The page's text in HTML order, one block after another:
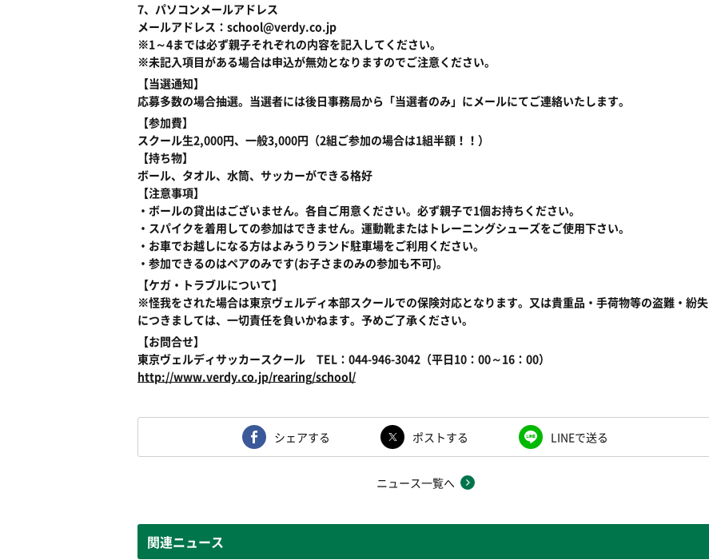
7、パソコンメールアドレス
メールアドレス：school@verdy.co.jp
※1～4までは必ず親子それぞれの内容を記入してください。
※未記入項目がある場合は申込が無効となりますのでご注意ください。
【当選通知】
応募多数の場合抽選。当選者には後日事務局から「当選者のみ」にメールにてご連絡いたします。
【参加費】
スクール生2,000円、一般3,000円（2組ご参加の場合は1組半額！！）
【持ち物】
ボール、タオル、水筒、サッカーができる格好
【注意事項】
・ボールの貸出はございません。各自ご用意ください。必ず親子で1個お持ちください。
・スパイクを着用しての参加はできません。運動靴またはトレーニングシューズをご使用下さい。
・お車でお越しになる方はよみうりランド駐車場をご利用ください。
・参加できるのはペアのみです(お子さまのみの参加も不可)。
【ケガ・トラブルについて】
※怪我をされた場合は東京ヴェルディ本部スクールでの保険対応となります。又は貴重品・手荷物等の盗難・紛失
につきましては、一切責任を負いかねます。予めご了承ください。
【お問合せ】
東京ヴェルディサッカースクール TEL：044-946-3042（平日10：00～16：00）
http://www.verdy.co.jp/rearing/school/
シェアする ポストする LINEで送る
ニュース一覧へ
関連ニュース